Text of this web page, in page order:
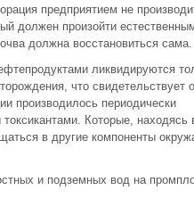
предприятием не
должен произойти
должна восстановиться сама.
ликвидируются
что свидетельствует
производилось периодически
Которые, находясь
в другие компоненты
и подземных вод на